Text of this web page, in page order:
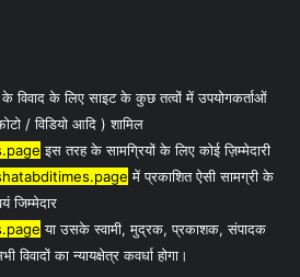
विवाद के लिए साइट के कुछ तत्वों में उपयोगकर्ताओं
/ विडियो आदि ) शामिल
इस तरह के सामग्रियों के लिए कोई ज़िम्मेदारी
में प्रकाशित ऐसी सामग्री के
जिम्मेदार
या उसके स्वामी, मुद्रक, प्रकाशक, संपादक
विवादों का न्यायक्षेत्र कवर्धा होगा।